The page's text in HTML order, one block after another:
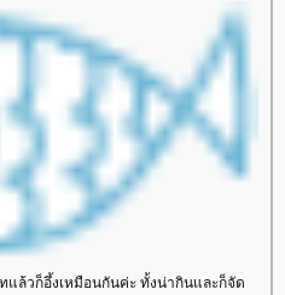
ล้วก็อึ้งเหมือนกันค่ะ ทั้งน่ากินและก็จัด